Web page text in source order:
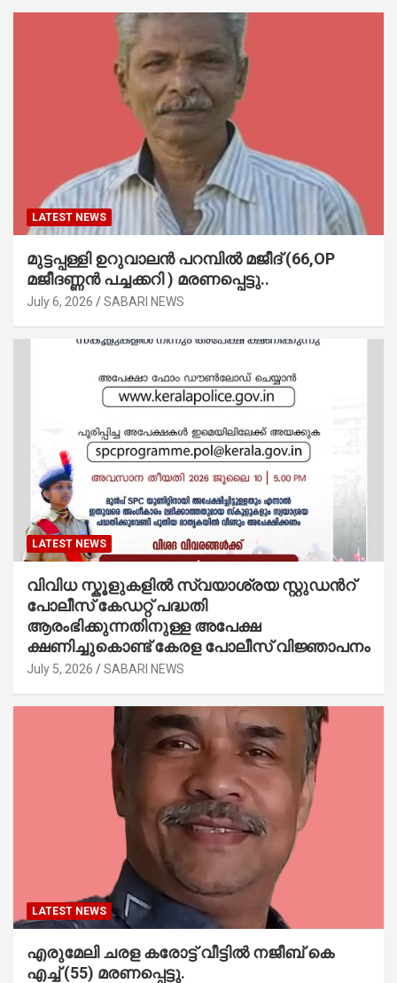
LATEST NEWS
മുട്ടപ്പള്ളി ഉറുവാലൻ പറമ്പിൽ മജീദ് (66,OP
മജീദണ്ണൻ പച്ചക്കറി ) മരണപ്പെട്ടു..
July 6, 2026 SABARI NEWS
LATEST NEWS
വിവിധ സ്കൂളുകളില്‍ സ്വയാശ്രയ സ്റ്റുഡന്‍റ്
പോലീസ് കേഡറ്റ് പദ്ധതി
ആരംഭിക്കുന്നതിനുള്ള അപേക്ഷ
ക്ഷണിച്ചുകൊണ്ട് കേരള പോലീസ് വിജ്ഞാപനം
July 5, 2026 SABARI NEWS
LATEST NEWS
എരുമേലി ചരള കരോട്ട് വീട്ടിൽ നജീബ് കെ
എച്ച് (55) മരണപ്പെട്ടു.